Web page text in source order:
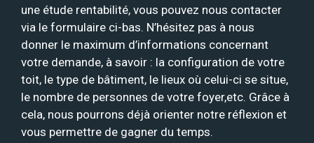
une étude rentabilité, vous pouvez nous contacter
via le formulaire ci-bas. N’hésitez pas à nous
donner le maximum d’informations concernant
votre demande, à savoir : la configuration de votre
toit, le type de bâtiment, le lieux où celui-ci se situe,
le nombre de personnes de votre foyer,etc. Grâce à
cela, nous pourrons déjà orienter notre réflexion et
vous permettre de gagner du temps.